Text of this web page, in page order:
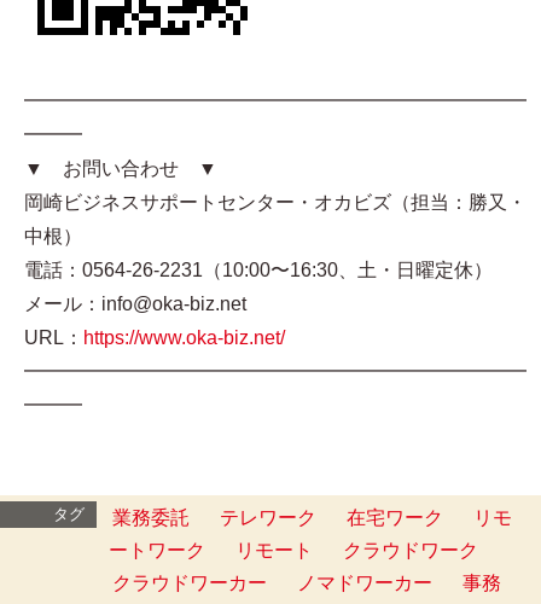
━━━━━━━━━━━━━━━━━━━━━━━━━━
━━━
▼ お問い合わせ ▼
岡崎ビジネスサポートセンター・オカビズ（担当：勝又・
中根）
電話：0564-26-2231（10:00〜16:30、土・日曜定休）
メール：info@oka-biz.net
URL： https://www.oka-biz.net/
━━━━━━━━━━━━━━━━━━━━━━━━━━
━━━
タグ 業務委託 テレワーク 在宅ワーク
リモ
ートワーク
リモート
クラウドワーク
クラウドワーカー
ノマドワーカー
事務